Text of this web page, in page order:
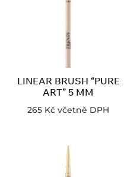
LINEAR BRUSH “PURE
ART” 5 MM
265 Kč včetně DPH